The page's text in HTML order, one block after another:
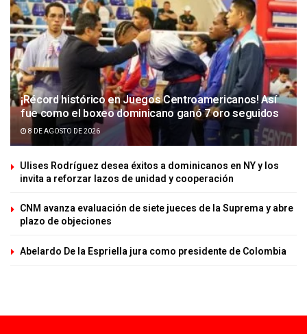
¡Récord histórico en Juegos Centroamericanos! Así
fue como el boxeo dominicano ganó 7 oro seguidos
8 DE AGOSTO DE 2026
Ulises Rodríguez desea éxitos a dominicanos en NY y los
invita a reforzar lazos de unidad y cooperación
CNM avanza evaluación de siete jueces de la Suprema y abre
plazo de objeciones
Abelardo De la Espriella jura como presidente de Colombia